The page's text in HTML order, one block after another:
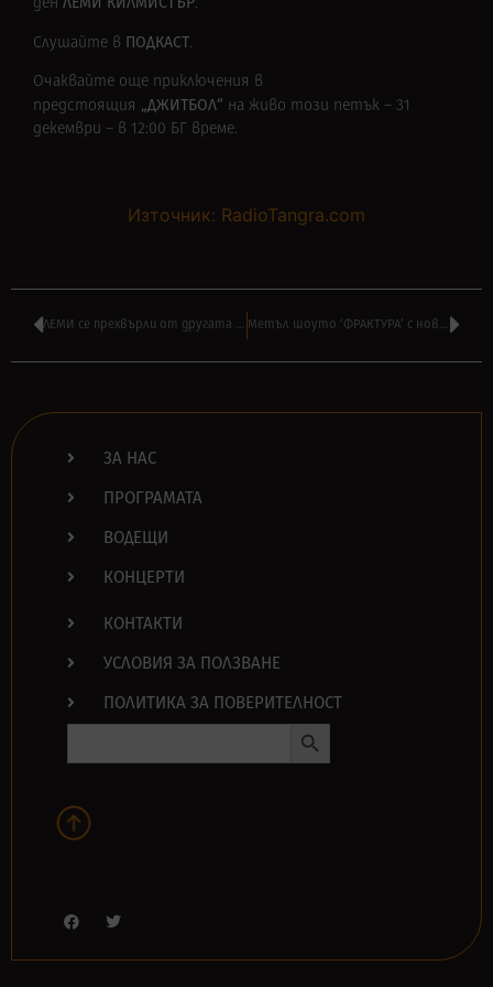
ден
.
Слушайте в ПОДКАСТ.
Очаквайте още приключения в
предстоящия „ДЖИТБОЛ“ на живо този петък – 31
декември – в 12:00 БГ време.
Източник: RadioTangra.com
ЛЕМИ се прехвърли от другата страна на този ден – слушайте РАДИО Метъл шоуто ‘ФРАКТУРА’ с новогодишно издание на 1 януари по DIEMA ТВ
ЗА НАС
ПРОГРАМАТА
ВОДЕЩИ
КОНЦЕРТИ
КОНТАКТИ
УСЛОВИЯ ЗА ПОЛЗВАНЕ
ПОЛИТИКА ЗА ПОВЕРИТЕЛНОСТ
Search
Search Button